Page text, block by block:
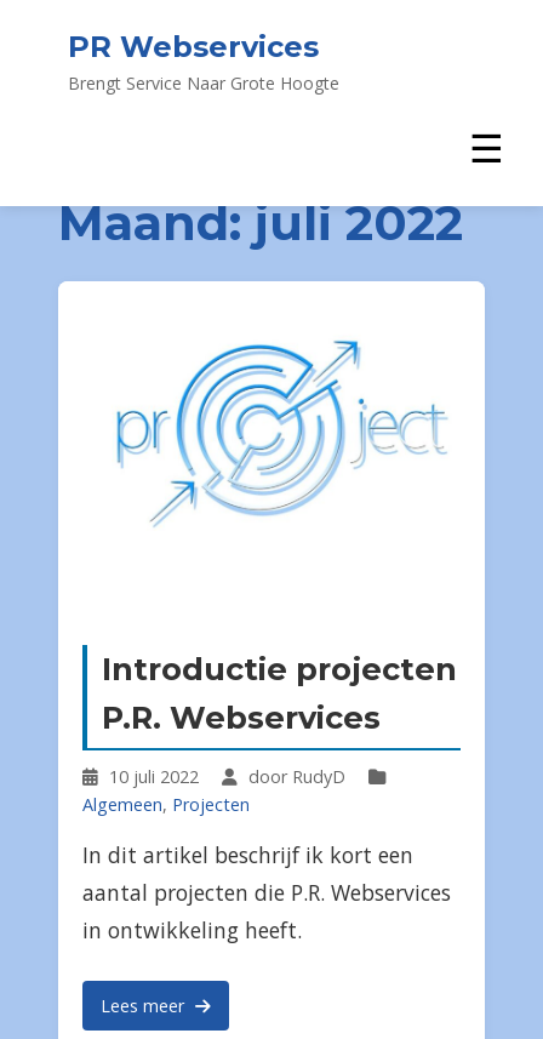
PR Webservices
Brengt Service Naar Grote Hoogte
☰
Maand:juli 2022
Introductie projecten
P.R. Webservices
10 juli 2022
door RudyD
Algemeen, Projecten
In dit artikel beschrijf ik kort een
aantal projecten die P.R. Webservices
in ontwikkeling heeft.
Lees meer